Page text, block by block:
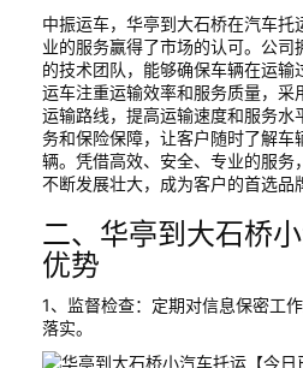
中振运车，华亭到大石桥在汽车托
业的服务赢得了市场的认可。公司
的技术团队，能够确保车辆在运
运车注重运输效率和服务质量，采
运输路线，提高运输速度和服务水
务和保险保障，让客户随时了解车
辆。凭借高效、安全、专业的服务
不断发展壮大，成为客户的首选品
二、华亭到大石桥
优势
1、监督检查：定期对信息保密工
落实。